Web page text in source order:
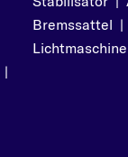
|
Bremssattel |